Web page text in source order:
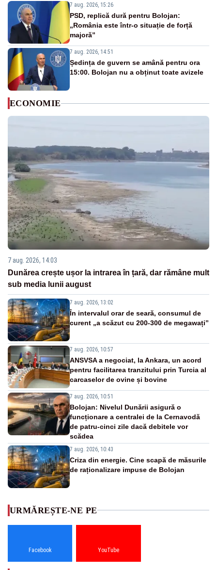
7 aug. 2026, 15:26
PSD, replică dură pentru Bolojan:
„România este într-o situație de forță
majoră”
7 aug. 2026, 14:51
Ședința de guvern se amână pentru ora
15:00. Bolojan nu a obținut toate avizele
ECONOMIE
7 aug. 2026, 14:03
Dunărea crește ușor la intrarea în țară, dar rămâne mult
sub media lunii august
7 aug. 2026, 13:02
În intervalul orar de seară, consumul de
curent „a scăzut cu 200-300 de megawați”
7 aug. 2026, 10:57
ANSVSA a negociat, la Ankara, un acord
pentru facilitarea tranzitului prin Turcia al
carcaselor de ovine și bovine
7 aug. 2026, 10:51
Bolojan: Nivelul Dunării asigură o
funcționare a centralei de la Cernavodă
de patru-cinci zile dacă debitele vor
scădea
7 aug. 2026, 10:43
Criza din energie. Cine scapă de măsurile
de raționalizare impuse de Bolojan
URMĂREȘTE-NE PE
Facebook YouTube